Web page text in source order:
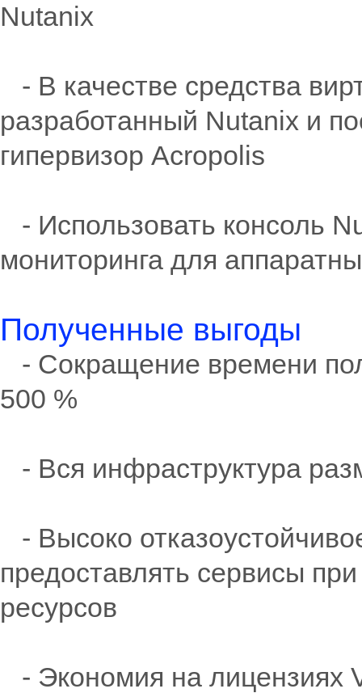
Nutanix
- В качестве средства
разработанный Nutanix и
гипервизор Acropolis
- Использовать консоль
мониторинга для
Полученные выгоды
- Сокращение времени
500 %
- Вся инфраструктура
- Высоко
предоставлять сервисы
ресурсов
- Экономия на лицензиях